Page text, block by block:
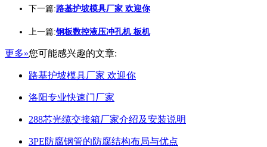
下一篇:路基护坡模具厂家 欢迎你
上一篇:钢板数控液压冲孔机 板机
更多»您可能感兴趣的文章:
路基护坡模具厂家 欢迎你
洛阳专业快速门厂家
288芯光缆交接箱厂家介绍及安装说明
3PE防腐钢管的防腐结构布局与优点